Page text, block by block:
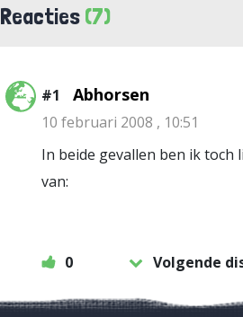
Reacties (7)
#1 Abhorsen
10 februari 2008 , 10:51
In beide gevallen ben ik toch
van:
0 Volgende